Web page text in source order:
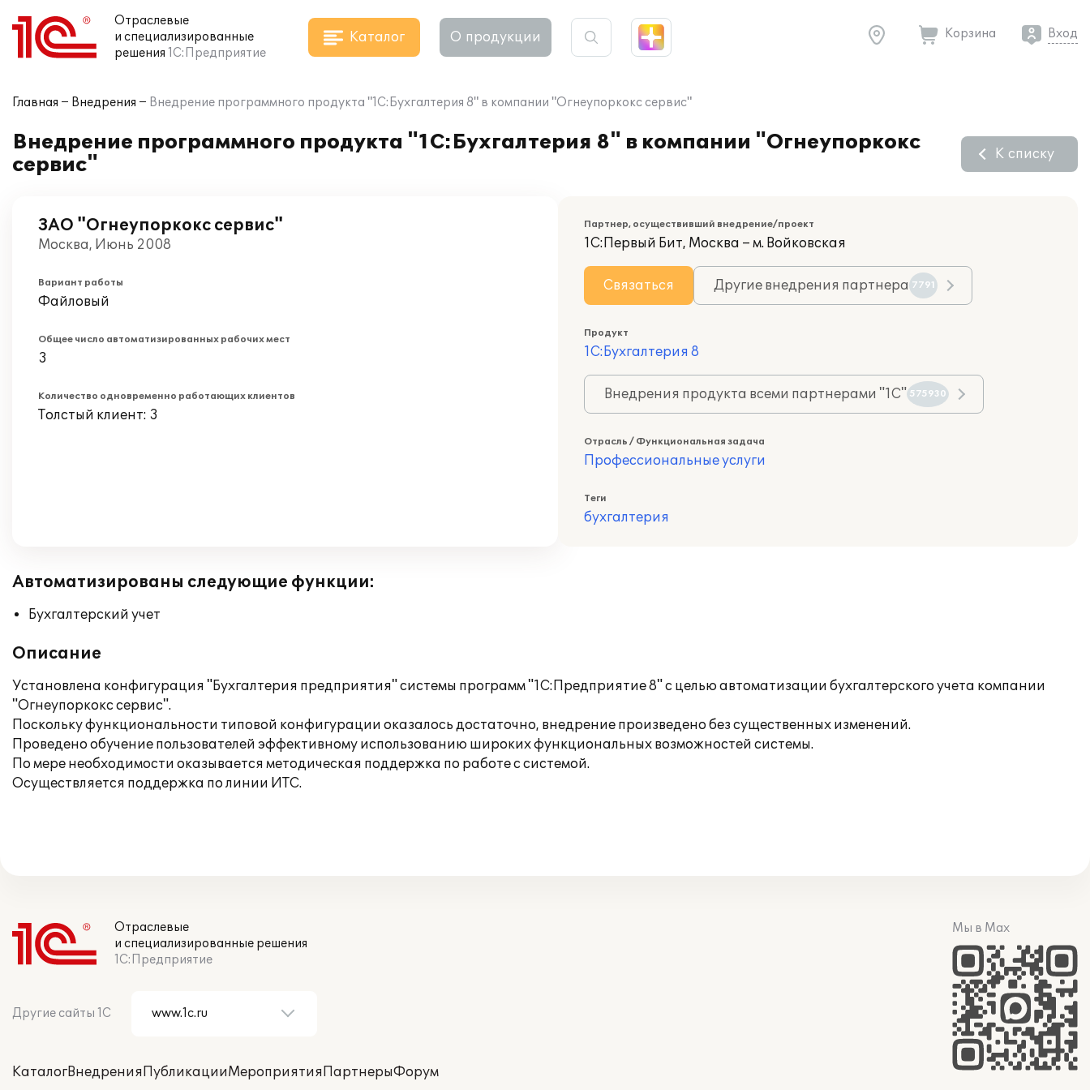
Отраслевые
и специализированные
решения 1С:Предприятие
Каталог О продукции Корзина Вход
Главная Внедрения Внедрение программного продукта "1С:Бухгалтерия 8" в компании "Огнеупоркокс сервис"
Внедрение программного продукта "1С:Бухгалтерия 8" в компании "Огнеупоркокс
сервис"
К списку
ЗАО "Огнеупоркокс сервис"
Москва, Июнь 2008
Вариант работы
Файловый
Общее число автоматизированных рабочих мест
3
Количество одновременно работающих клиентов
Толстый клиент: 3
Партнер, осуществивший внедрение/проект
1С:Первый Бит, Москва – м. Войковская
Связаться Другие внедрения партнера 7791
Продукт
1С:Бухгалтерия 8
Внедрения продукта всеми партнерами "1С" 575930
Отрасль / Функциональная задача
Профессиональные услуги
Теги
бухгалтерия
Автоматизированы следующие функции:
Бухгалтерский учет
Описание
Установлена конфигурация "Бухгалтерия предприятия" системы программ "1С:Предприятие 8" с целью автоматизации бухгалтерского учета компании
"Огнеупоркокс сервис".
Поскольку функциональности типовой конфигурации оказалось достаточно, внедрение произведено без существенных изменений.
Проведено обучение пользователей эффективному использованию широких функциональных возможностей системы.
По мере необходимости оказывается методическая поддержка по работе с системой.
Осуществляется поддержка по линии ИТС.
Отраслевые
и специализированные решения
1С:Предприятие
Другие сайты 1С
КаталогВнедренияПубликацииМероприятияПартнерыФорум
Мы в Max